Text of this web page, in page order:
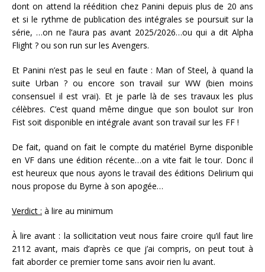
dont on attend la réédition chez Panini depuis plus de 20 ans
et si le rythme de publication des intégrales se poursuit sur la
série, …on ne l’aura pas avant 2025/2026…ou qui a dit Alpha
Flight ? ou son run sur les Avengers.
Et Panini n’est pas le seul en faute : Man of Steel, à quand la
suite Urban ? ou encore son travail sur WW (bien moins
consensuel il est vrai). Et je parle là de ses travaux les plus
célèbres. C’est quand même dingue que son boulot sur Iron
Fist soit disponible en intégrale avant son travail sur les FF !
De fait, quand on fait le compte du matériel Byrne disponible
en VF dans une édition récente…on a vite fait le tour. Donc il
est heureux que nous ayons le travail des éditions Delirium qui
nous propose du Byrne à son apogée…
Verdict : à lire au minimum
À lire avant : la sollicitation veut nous faire croire qu’il faut lire
2112 avant, mais d’après ce que j’ai compris, on peut tout à
fait aborder ce premier tome sans avoir rien lu avant.